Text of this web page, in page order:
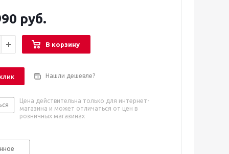
руб.
В корзину
Нашли дешевле?
Цена действительна только для интернет-
магазина и может отличаться от цен в
розничных магазинах